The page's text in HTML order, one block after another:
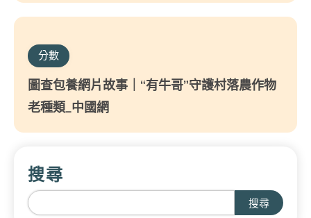
分數
圖查包養網片故事｜“有牛哥”守護村落農作物
老種類_中國網
搜尋
搜尋